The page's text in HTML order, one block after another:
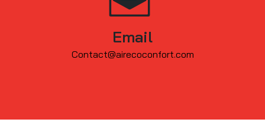
Email
contact@airecoconfort.com